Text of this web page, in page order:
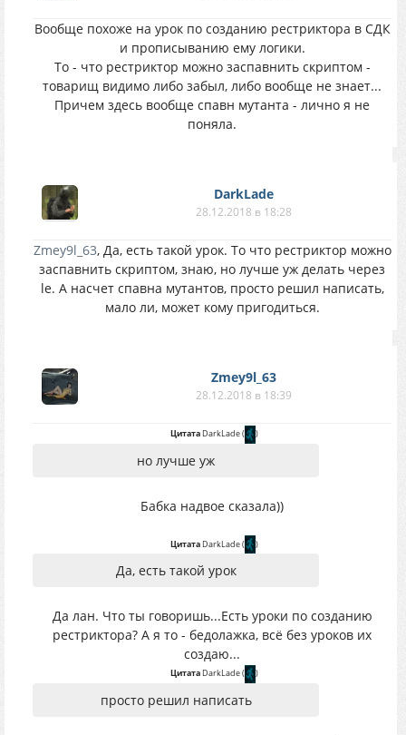
Вообще похоже на урок по созданию рестриктора в СДК
и прописыванию ему логики.
То - что рестриктор можно заспавнить скриптом -
товарищ видимо либо забыл, либо вообще не знает...
Причем здесь вообще спавн мутанта - лично я не
поняла.
DarkLade
28.12.2018 в 18:28
Zmey9l_63, Да, есть такой урок. То что рестриктор можно
заспавнить скриптом, знаю, но лучше уж делать через
le. А насчет спавна мутантов, просто решил написать,
мало ли, может кому пригодиться.
Zmey9l_63
28.12.2018 в 18:39
ЦитатаDarkLade( )
но лучше уж
Бабка надвое сказала))
ЦитатаDarkLade( )
Да, есть такой урок
Да лан. Что ты говоришь...Есть уроки по созданию
рестриктора? А я то - бедолажка, всё без уроков их
создаю...
ЦитатаDarkLade( )
просто решил написать